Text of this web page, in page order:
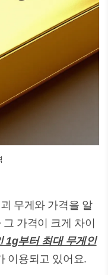
무게와 가격을 알
가격이 크게 차이
1g부터 최대 무게인
이용되고 있어요.